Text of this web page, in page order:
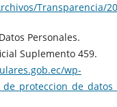
Transparencia/
Personales.
Suplemento 459.
wp-